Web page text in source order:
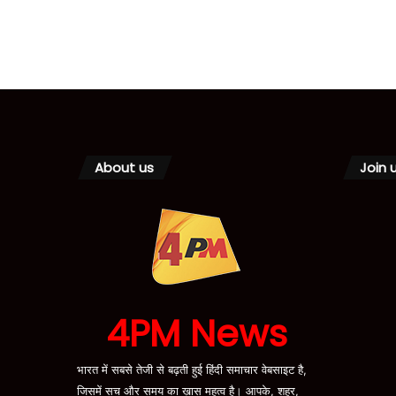
About us
4PM News
भारत में सबसे तेजी से बढ़ती हुई हिंदी समाचार वेबसाइट है,
जिसमें सच और समय का ख़ास महत्व है। आपके, शहर,
Join